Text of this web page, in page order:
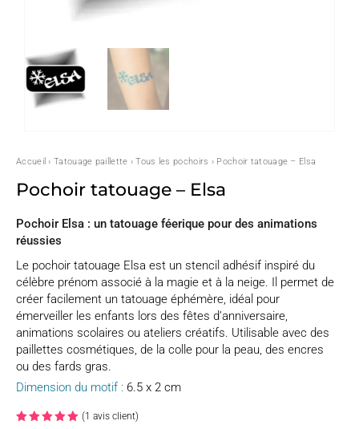
Accueil ›Tatouage paillette ›Tous les pochoirs › Pochoir tatouage – Elsa
Pochoir tatouage – Elsa
Pochoir Elsa : un tatouage féerique pour des animations
réussies
Le pochoir tatouage Elsa est un stencil adhésif inspiré du
célèbre prénom associé à la magie et à la neige. Il permet de
créer facilement un tatouage éphémère, idéal pour
émerveiller les enfants lors des fêtes d’anniversaire,
animations scolaires ou ateliers créatifs. Utilisable avec des
paillettes cosmétiques, de la colle pour la peau, des encres
ou des fards gras.
Dimension du motif : 6.5 x 2 cm
(1 avis client)